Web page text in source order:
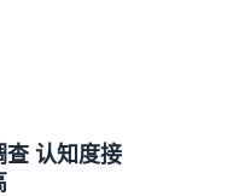
查 认知度接